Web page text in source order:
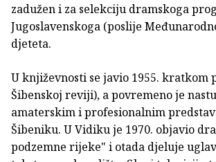
zadužen i za selekciju dramskoga
Jugoslavenskoga (poslije
djeteta.
U književnosti se javio 1955. kratkom
Šibenskoj reviji), a povremeno je
amaterskim i profesionalnim
Šibeniku. U Vidiku je 1970. objavio
podzemne rijeke" i otada djeluje